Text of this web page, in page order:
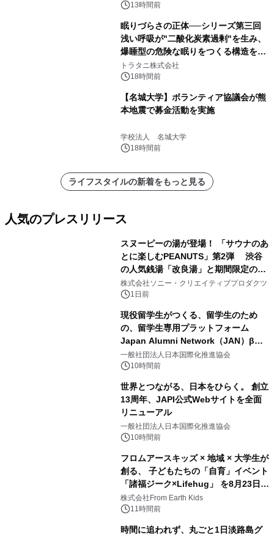
得な素泊まり連泊プランで
13時間前
眠りづらさの正体──シリーズ第三回
浅い呼吸が"二酸化炭素過剰"を生み、
爆睡型の危険な眠りをつくる構造を解
説
トラタニ株式会社
18時間前
【名城大学】ボランティア協議会が熊
本地震で募金活動を実施
学校法人 名城大学
18時間前
ライフスタイルの新着をもっと見る
人気のプレスリリース
スヌーピーの湯が登場！ 「サウナのあ
とに楽しむPEANUTS」第2弾 渋谷
の人気銭湯「改良湯」と期間限定のコ
ラボレーション サウナイキタイコラ
ボグッズも発売決定！
株式会社ソニー・クリエイティブプロダクツ
1日前
現役留学生がつくる、留学生のため
の、留学生専用プラットフォーム
Japan Alumni Network（JAN）β版
をリリース
一般社団法人日本国際化推進協会
10時間前
世界とつながる、日本をひらく。 創立
13周年、JAPI公式Webサイトを全面
リニューアル
一般社団法人日本国際化推進協会
10時間前
フロムアースキッズ × 地域 × 大学生が
創る、 子どもたちの「自育」イベント
「諸福ジーク×Lifehug」 を8月23日
(日)開催
株式会社From Earth Kids
11時間前
時間に追われず、丸ごと1日淡路島グ